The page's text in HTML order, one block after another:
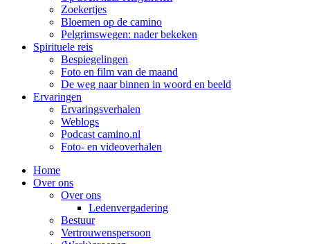
Zoekertjes
Bloemen op de camino
Pelgrimswegen: nader bekeken
Spirituele reis
Bespiegelingen
Foto en film van de maand
De weg naar binnen in woord en beeld
Ervaringen
Ervaringsverhalen
Weblogs
Podcast camino.nl
Foto- en videoverhalen
Home
Over ons
Over ons
Ledenvergadering
Bestuur
Vertrouwenspersoon